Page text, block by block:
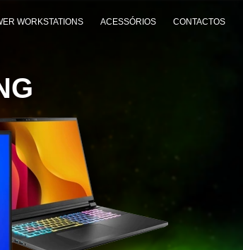
WORKSTATIONS ACESSÓRIOS CONTACTOS